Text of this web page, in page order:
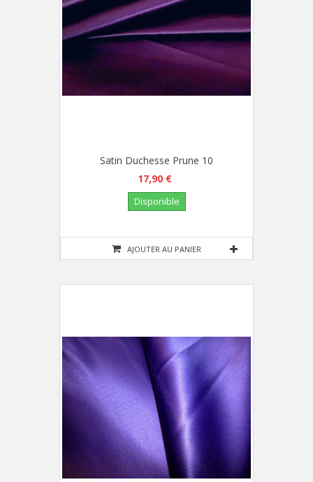
AJOUTER AU PANIER
Satin Duchesse Prune 10
17,90 €
Disponible